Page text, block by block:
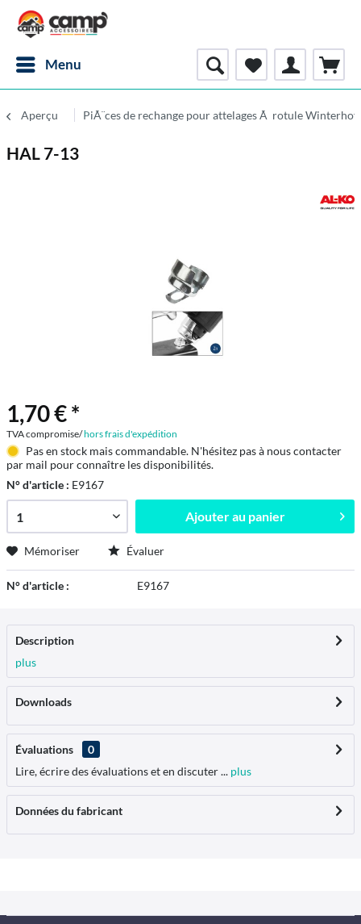
Menu
Aperçu PiÃ¨ces de rechange pour attelages Ã rotule Winterhoff
HAL 7-13
1,70 € *
TVA compromise/hors frais d'expédition
Pas en stock mais commandable. N'hésitez pas à nous contacter
par mail pour connaître les disponibilités.
N° d'article : E9167
Ajouter au panier
Mémoriser Évaluer
N° d'article : E9167
Description
plus
Downloads
Évaluations
0
Lire, écrire des évaluations et en discuter ... plus
Données du fabricant